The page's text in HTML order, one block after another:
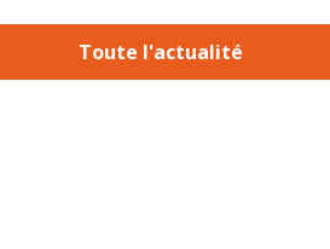
Toute l'actualité